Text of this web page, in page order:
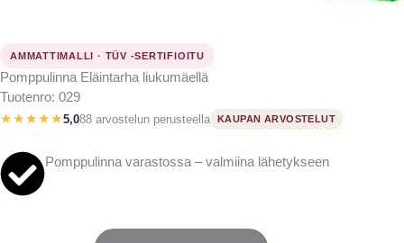
AMMATTIMALLI · TÜV -SERTIFIOITU
Pomppulinna Eläintarha liukumäellä
Tuotenro: 029
★★★★★5,088 arvostelun perusteella KAUPAN ARVOSTELUT
Pomppulinna varastossa – valmiina lähetykseen